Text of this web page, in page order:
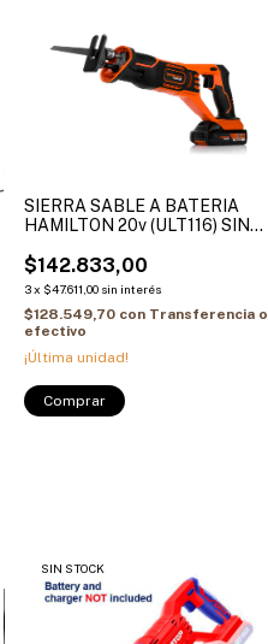
SIERRA SABLE A BATERIA
HAMILTON 20v (ULT116) SIN
$142.833,00
3 x $47.611,00 sin interés
$128.549,70 con Transferencia o
efectivo
¡Última unidad!
SIN STOCK